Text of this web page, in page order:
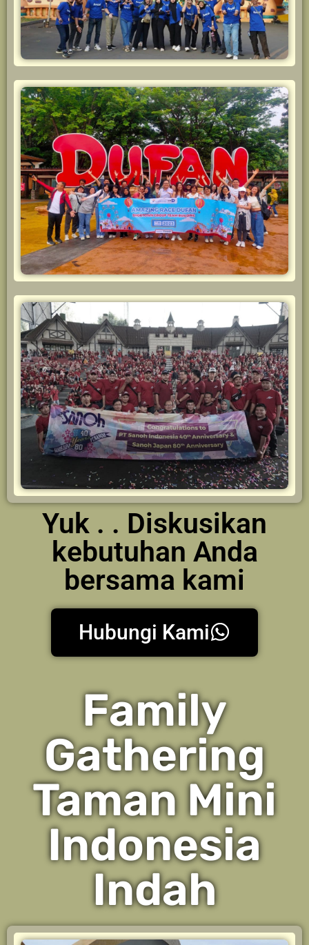
Yuk . . Diskusikan
kebutuhan Anda
bersama kami
Hubungi Kami
Family
Gathering
Taman Mini
Indonesia
Indah